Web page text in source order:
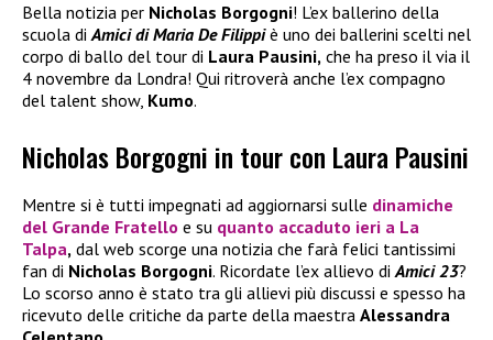
Bella notizia per Nicholas Borgogni! L’ex ballerino della
scuola diAmici di Maria De Filippiè uno dei ballerini scelti nel
corpo di ballo del tour di Laura Pausini, che ha preso il via il
4 novembre da Londra! Qui ritroverà anche l’ex compagno
del talent show, Kumo.
Nicholas Borgogni in tour con Laura Pausini
Mentre si è tutti impegnati ad aggiornarsi sulle dinamiche
del Grande Fratello e su quanto accaduto ieri a La
Talpa, dal web scorge una notizia che farà felici tantissimi
fan di Nicholas Borgogni. Ricordate l’ex allievo di Amici 23?
Lo scorso anno è stato tra gli allievi più discussi e spesso ha
ricevuto delle critiche da parte della maestra Alessandra